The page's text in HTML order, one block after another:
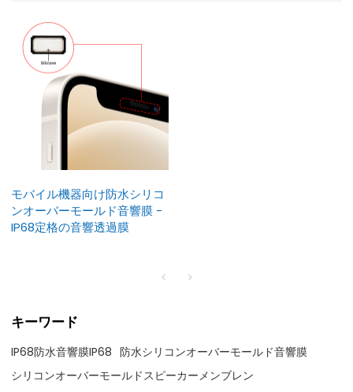
モバイル機器向け防水シリコ
ンオーバーモールド音響膜 -
IP68定格の音響透過膜
キーワード
IP68防水音響膜IP68 防水シリコンオーバーモールド音響膜
シリコンオーバーモールドスピーカーメンブレン